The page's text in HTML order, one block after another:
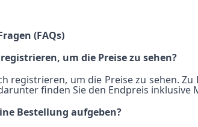
(FAQs)
um die Preise zu sehen?
registrieren, um die Preise zu sehen.
finden Sie den Endpreis inklusive
Bestellung aufgeben?